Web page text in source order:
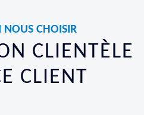
CHOISIR
CLIENTÈLE
CLIENT